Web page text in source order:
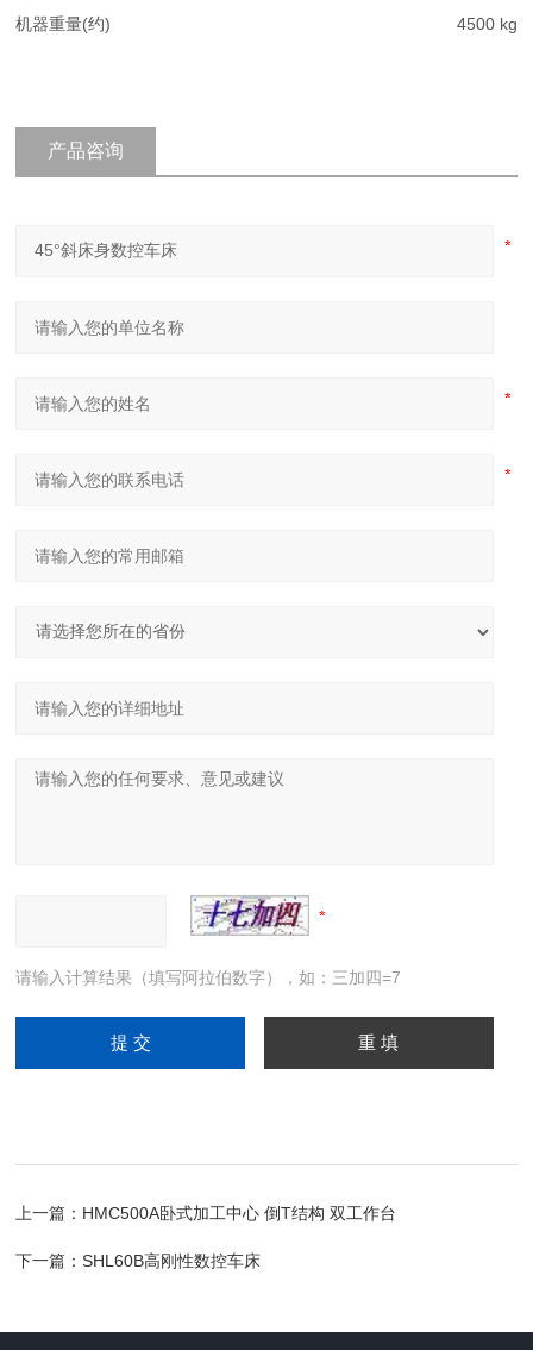
机器重量(约) 4500 kg
产品咨询
请输入计算结果（填写阿拉伯数字），如：三加四=7
上一篇： HMC500A卧式加工中心 倒T结构 双工作台
下一篇：SHL60B高刚性数控车床